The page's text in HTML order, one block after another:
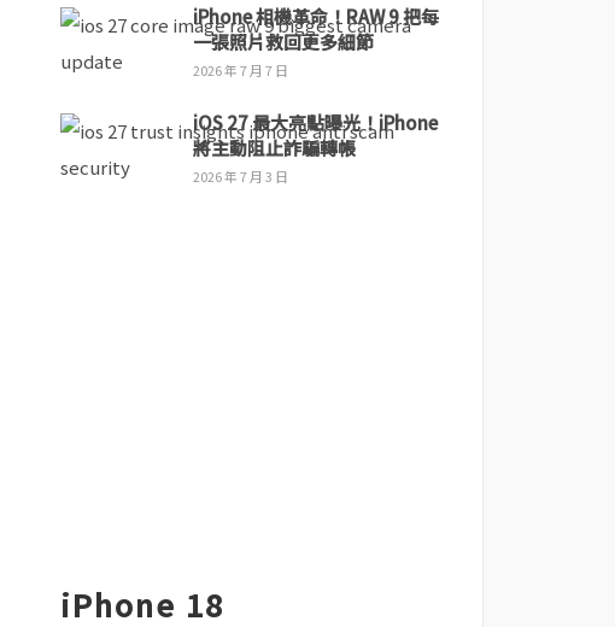
iPhone 相機革命！RAW 9 把每
一張照片救回更多細節
2026 年 7 月 7 日
iOS 27 最大亮點曝光！iPhone
將主動阻止詐騙轉帳
2026 年 7 月 3 日
iPhone 18